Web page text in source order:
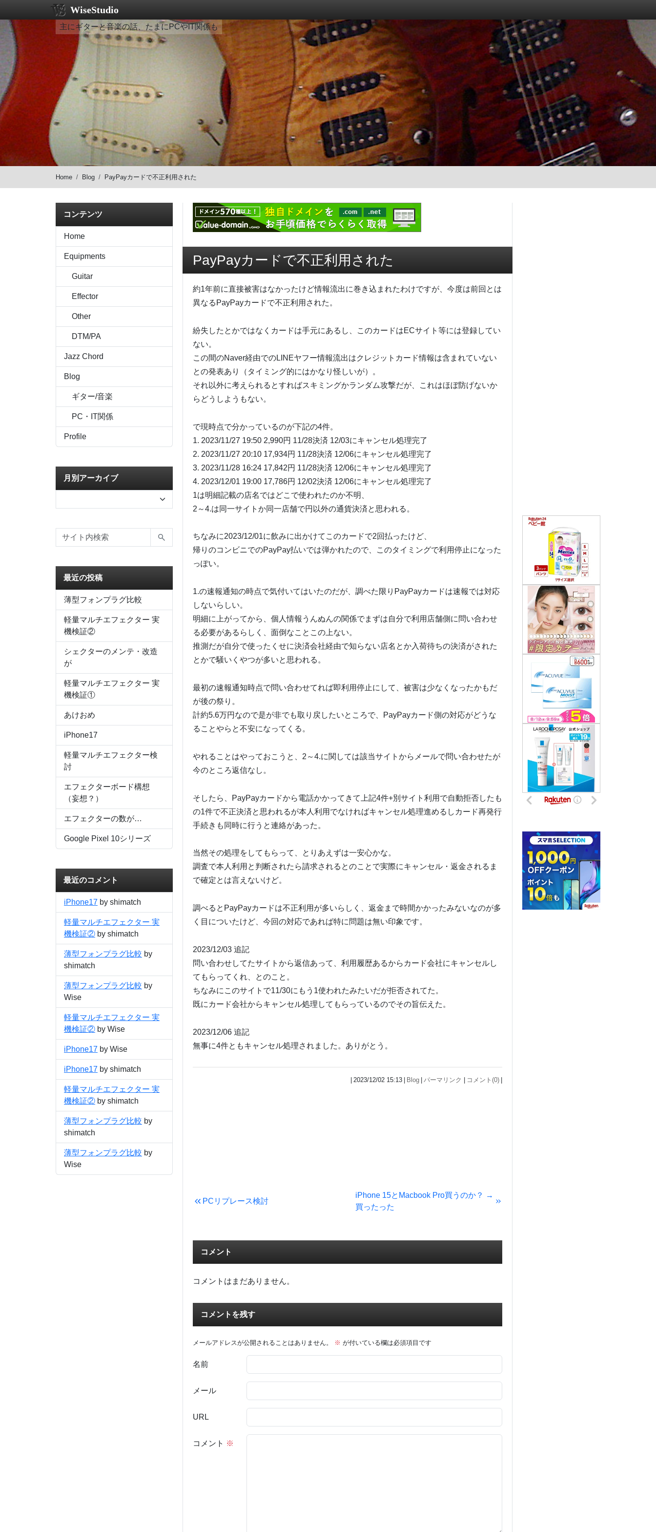
WiseStudio
主にギターと音楽の話、たまにPCやIT関係も
Home Blog PayPayカードで不正利用された
PayPayカードで不正利用された
約1年前に直接被害はなかったけど情報流出に巻き込まれたわけですが、今度は前回とは
異なるPayPayカードで不正利用された。
紛失したとかではなくカードは手元にあるし、このカードはECサイト等には登録してい
ない。
この間のNaver経由でのLINEヤフー情報流出はクレジットカード情報は含まれていない
との発表あり（タイミング的にはかなり怪しいが）。
それ以外に考えられるとすればスキミングかランダム攻撃だが、これはほぼ防げないか
らどうしようもない。
で現時点で分かっているのが下記の4件。
1. 2023/11/27 19:50 2,990円 11/28決済 12/03にキャンセル処理完了
2. 2023/11/27 20:10 17,934円 11/28決済 12/06にキャンセル処理完了
3. 2023/11/28 16:24 17,842円 11/28決済 12/06にキャンセル処理完了
4. 2023/12/01 19:00 17,786円 12/02決済 12/06にキャンセル処理完了
1は明細記載の店名ではどこで使われたのか不明、
2～4.は同一サイトか同一店舗で円以外の通貨決済と思われる。
ちなみに2023/12/01に飲みに出かけてこのカードで2回払ったけど、
帰りのコンビニでのPayPay払いでは弾かれたので、このタイミングで利用停止になった
っぽい。
1.の速報通知の時点で気付いてはいたのだが、調べた限りPayPayカードは速報では対応
しないらしい。
明細に上がってから、個人情報うんぬんの関係でまずは自分で利用店舗側に問い合わせ
る必要があるらしく、面倒なことこの上ない。
推測だが自分で使ったくせに決済会社経由で知らない店名とか入荷待ちの決済がされた
とかで騒いくやつが多いと思われる。
最初の速報通知時点で問い合わせてれば即利用停止にして、被害は少なくなったかもだ
が後の祭り。
計約5.6万円なので是が非でも取り戻したいところで、PayPayカード側の対応がどうな
ることやらと不安になってくる。
やれることはやっておこうと、2～4.に関しては該当サイトからメールで問い合わせたが
今のところ返信なし。
そしたら、PayPayカードから電話かかってきて上記4件+別サイト利用で自動拒否したも
の1件で不正決済と思われるが本人利用でなければキャンセル処理進めるしカード再発行
手続きも同時に行うと連絡があった。
当然その処理をしてもらって、とりあえずは一安心かな。
調査で本人利用と判断されたら請求されるとのことで実際にキャンセル・返金されるま
で確定とは言えないけど。
調べるとPayPayカードは不正利用が多いらしく、返金まで時間かかったみないなのが多
く目についたけど、今回の対応であれば特に問題は無い印象です。
2023/12/03 追記
問い合わせしてたサイトから返信あって、利用履歴あるからカード会社にキャンセルし
てもらってくれ、とのこと。
ちなみにこのサイトで11/30にもう1使われたみたいだが拒否されてた。
既にカード会社からキャンセル処理してもらっているのでその旨伝えた。
2023/12/06 追記
無事に4件ともキャンセル処理されました。ありがとう。
2023/12/02 15:13 Blog パーマリンク コメント(0)
PCリプレース検討
iPhone 15とMacbook Pro買うのか？ →
買ったった
コメント
コメントはまだありません。
コメントを残す
メールアドレスが公開されることはありません。 ※ が付いている欄は必須項目です
名前
メール
URL
コメント ※
コンテンツ
Home
Equipments
Guitar
Effector
Other
DTM/PA
Jazz Chord
Blog
ギター/音楽
PC・IT関係
Profile
月別アーカイブ
最近の投稿
薄型フォンプラグ比較
軽量マルチエフェクター 実
機検証②
シェクターのメンテ・改造
が
軽量マルチエフェクター 実
機検証①
あけおめ
iPhone17
軽量マルチエフェクター検
討
エフェクターボード構想
（妄想？）
エフェクターの数が…
Google Pixel 10シリーズ
最近のコメント
iPhone17 by shimatch
軽量マルチエフェクター 実
機検証② by shimatch
薄型フォンプラグ比較 by
shimatch
薄型フォンプラグ比較 by
Wise
軽量マルチエフェクター 実
機検証② by Wise
iPhone17 by Wise
iPhone17 by shimatch
軽量マルチエフェクター 実
機検証② by shimatch
薄型フォンプラグ比較 by
shimatch
薄型フォンプラグ比較 by
Wise